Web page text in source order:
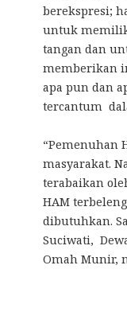
berekspresi;
untuk
tangan dan
memberikan
apa pun dan
tercantum
“Pemenuhan
masyarakat.
terabaikan
HAM
dibutuhkan.
Suciwati,
Omah Munir,